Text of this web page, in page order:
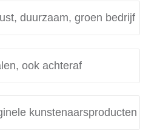
duurzaam, groen bedrijf
ook achteraf
kunstenaarsproducten